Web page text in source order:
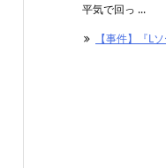
平気で回っ ...
【事件】『L